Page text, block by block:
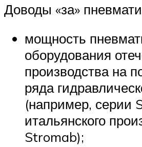
Доводы «за»
мощность
оборудования
производства на
ряда
(например, серии
итальянского
Stromab);